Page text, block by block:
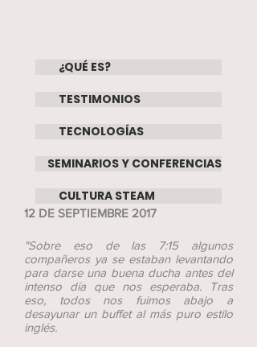
12 DE SEPTIEMBRE 2017
"Sobre eso de las 7:15 algunos
compañeros ya se estaban levantando
para darse una buena ducha antes del
intenso día que nos esperaba. Tras
eso, todos nos fuimos abajo a
desayunar un buffet al más puro estilo
inglés.
¿QUÉ ES?
TESTIMONIOS
TECNOLOGÍAS
SEMINARIOS Y CONFERENCIAS
CULTURA STEAM